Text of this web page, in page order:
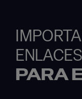
PARA